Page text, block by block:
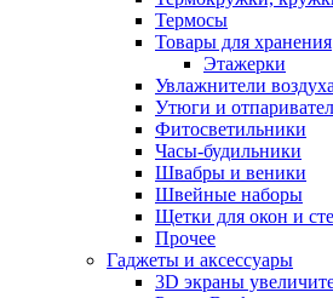
Термосы
Товары для хранения
Этажерки
Увлажнители воздуха
Утюги и
Фитосветильники
Часы-будильники
Швабры и веники
Швейные наборы
Щетки для окон и
Прочее
Гаджеты и аксессуары
3D экраны